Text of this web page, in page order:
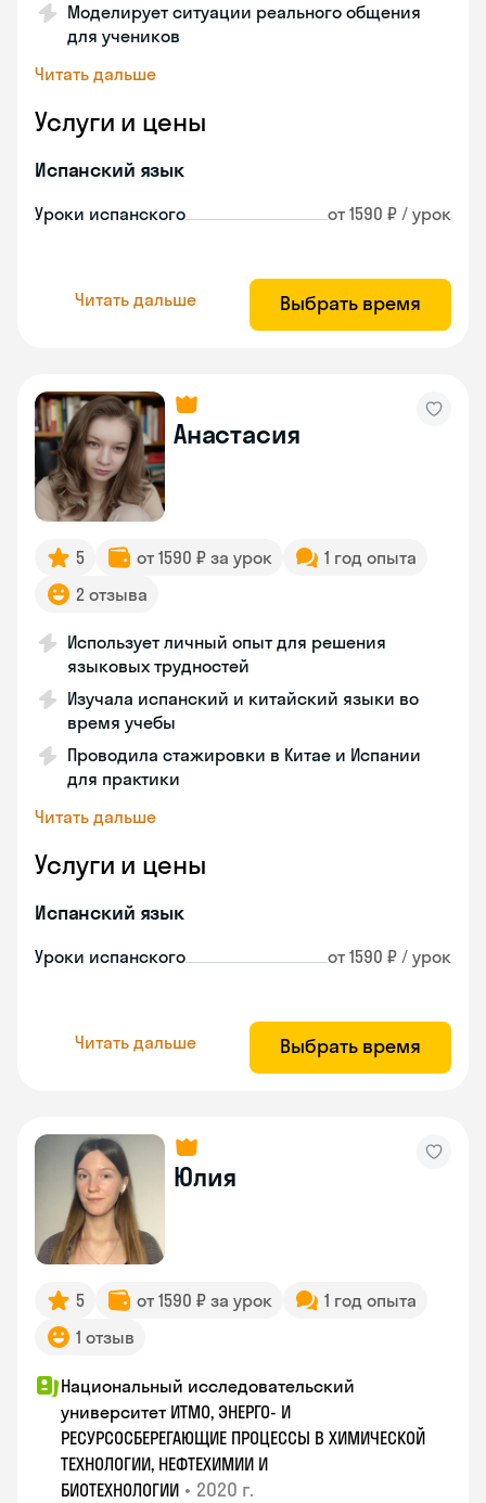
Моделирует ситуации реального общения
для учеников
Читать дальше
Услуги и цены
Испанский язык
Уроки испанского от 1590 ₽ / урок
Читать дальше Выбрать время
Анастасия
5 от 1590 ₽ за урок
1 год опыта
2 отзыва
Использует личный опыт для решения
языковых трудностей
Изучала испанский и китайский языки во
время учебы
Проводила стажировки в Китае и Испании
для практики
Читать дальше
Услуги и цены
Испанский язык
Уроки испанского от 1590 ₽ / урок
Читать дальше Выбрать время
Юлия
5 от 1590 ₽ за урок
1 год опыта
1 отзыв
Национальный исследовательский
университет ИТМО, ЭНЕРГО- И
РЕСУРСОСБЕРЕГАЮЩИЕ ПРОЦЕССЫ В ХИМИЧЕСКОЙ
ТЕХНОЛОГИИ, НЕФТЕХИМИИ И
БИОТЕХНОЛОГИИ • 2020 г.